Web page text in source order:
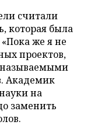
считали
которая была
же я не
проектов,
Академик
на
заменить